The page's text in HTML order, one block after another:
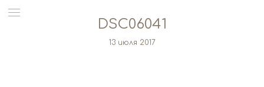
DSC06041
13 июля 2017